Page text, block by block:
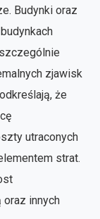
Budynki oraz
zjawisk
że
utraconych
strat.
innych